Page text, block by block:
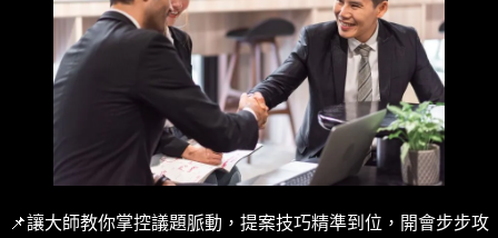
📌讓大師教你掌控議題脈動，提案技巧精準到位，開會步步攻